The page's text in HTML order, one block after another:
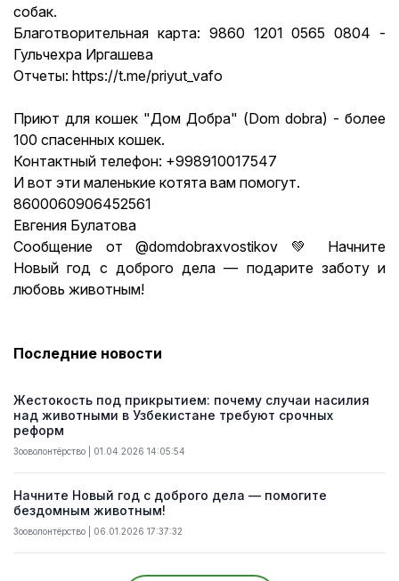
собак.
Благотворительная карта: 9860 1201 0565 0804 -
Гульчехра Иргашева
Отчеты: https://t.me/priyut_vafo
Приют для кошек "Дом Добра" (Dom dobra) - более
100 спасенных кошек.
Контактный телефон: +998910017547
И вот эти маленькие котята вам помогут.
8600060906452561
Евгения Булатова
Сообщение от @domdobraxvostikov 💚 Начните
Новый год с доброго дела — подарите заботу и
любовь животным!
Последние новости
Жестокость под прикрытием: почему случаи насилия
над животными в Узбекистане требуют срочных
реформ
Зооволонтёрство | 01.04.2026 14:05:54
Начните Новый год с доброго дела — помогите
бездомным животным!
Зооволонтёрство | 06.01.2026 17:37:32